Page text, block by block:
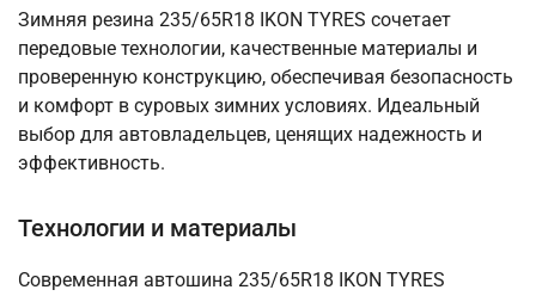
Зимняя резина 235/65R18 IKON TYRES сочетает
передовые технологии, качественные материалы и
проверенную конструкцию, обеспечивая безопасность
и комфорт в суровых зимних условиях. Идеальный
выбор для автовладельцев, ценящих надежность и
эффективность.
Технологии и материалы
Современная автошина 235/65R18 IKON TYRES